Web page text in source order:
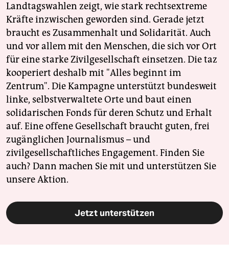
Landtagswahlen zeigt, wie stark rechtsextreme
Kräfte inzwischen geworden sind. Gerade jetzt
braucht es Zusammenhalt und Solidarität. Auch
und vor allem mit den Menschen, die sich vor Ort
für eine starke Zivilgesellschaft einsetzen. Die taz
kooperiert deshalb mit "Alles beginnt im
Zentrum". Die Kampagne unterstützt bundesweit
linke, selbstverwaltete Orte und baut einen
solidarischen Fonds für deren Schutz und Erhalt
auf. Eine offene Gesellschaft braucht guten, frei
zugänglichen Journalismus – und
zivilgesellschaftliches Engagement. Finden Sie
auch? Dann machen Sie mit und unterstützen Sie
unsere Aktion.
Jetzt unterstützen